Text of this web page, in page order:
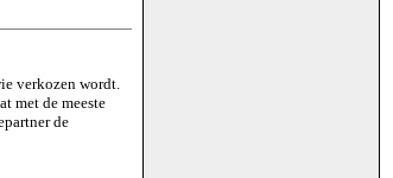
verkozen wordt.
met de meeste
de